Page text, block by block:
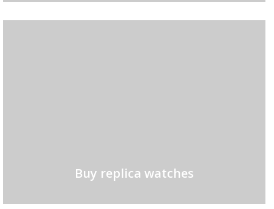
Buy replica watches